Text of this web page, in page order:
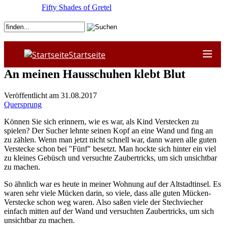
Startseite
An meinen Hausschuhen klebt Blut
Veröffentlicht am 31.08.2017
Quersprung
Können Sie sich erinnern, wie es war, als Kind Verstecken zu
spielen? Der Sucher lehnte seinen Kopf an eine Wand und fing an
zu zählen. Wenn man jetzt nicht schnell war, dann waren alle guten
Verstecke schon bei "Fünf" besetzt. Man hockte sich hinter ein viel
zu kleines Gebüsch und versuchte Zaubertricks, um sich unsichtbar
zu machen.
So ähnlich war es heute in meiner Wohnung auf der Altstadtinsel. Es
waren sehr viele Mücken darin, so viele, dass alle guten Mücken-
Verstecke schon weg waren. Also saßen viele der Stechviecher
einfach mitten auf der Wand und versuchten Zaubertricks, um sich
unsichtbar zu machen.
Fifty Shades of Gretel